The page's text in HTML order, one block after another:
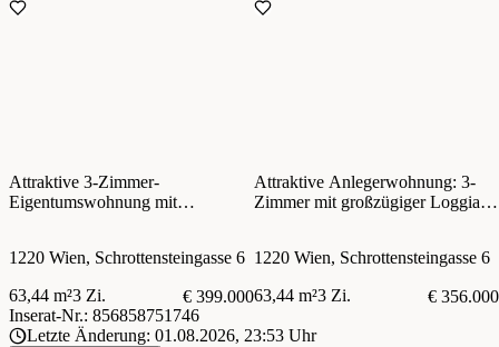
Attraktive 3-Zimmer-
Eigentumswohnung mit
PROVISIONSFREI!
1220 Wien, Schrottensteingasse 6
63,44 m²3 Zi. € 399.000
Attraktive Anlegerwohnung: 3-
Zimmer mit großzügiger Loggia in
1220 Wien, Schrottensteingasse 6
63,44 m²3 Zi.
€ 356.000
Inserat-Nr.: 856858751746
Letzte Änderung: 01.08.2026, 23:53 Uhr